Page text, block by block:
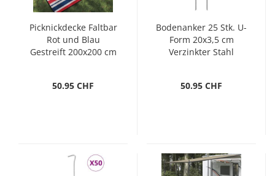
Picknickdecke Faltbar
Rot und Blau
Gestreift 200x200 cm
50.95 CHF
Bodenanker 25 Stk. U-
Form 20x3,5 cm
Verzinkter Stahl
50.95 CHF